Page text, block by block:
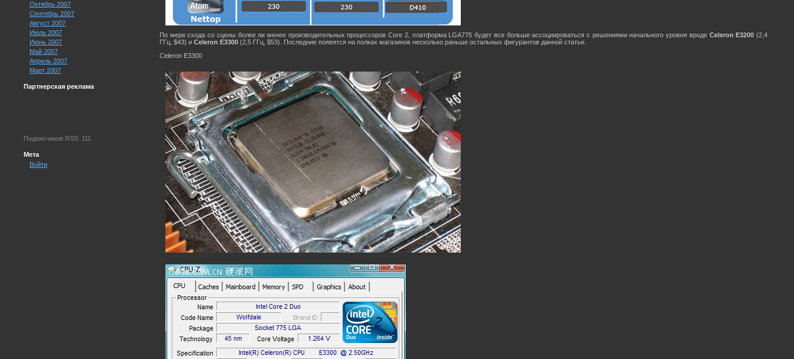
Октябрь 2007
Сентябрь 2007
Август 2007
Июль 2007
Июнь 2007
Май 2007
Апрель 2007
Март 2007
Партнерская реклама
Подписчиков RSS: 111
Мета
Войти
По мере схода со сцены более ли менее производительных процессоров Core 2, платформа LGA775 будет все больше ассоциироваться с решениями начального уровня вроде Celeron E3200 (2,4
ГГц, $43) и Celeron E3300 (2,5 ГГц, $53). Последние появятся на полках магазинов несколько раньше остальных фигурантов данной статьи.
Celeron E3300